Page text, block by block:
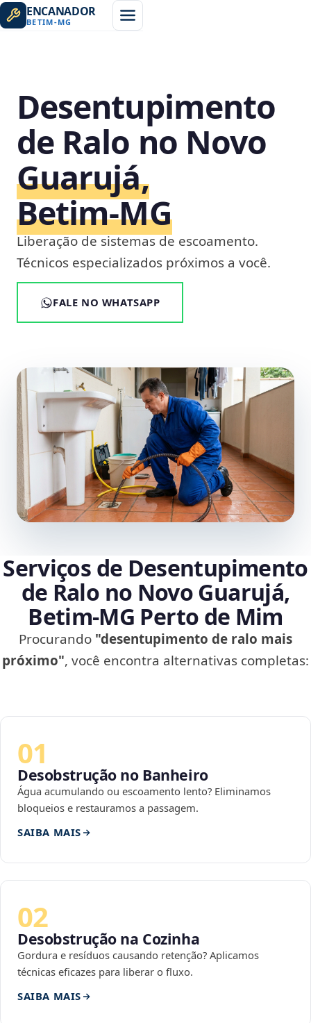
ENCANADOR
BETIM-MG
Desentupimento
de Ralo no Novo
Guarujá,
Betim‑MG
Liberação de sistemas de escoamento.
Técnicos especializados próximos a você.
FALE NO WHATSAPP
Serviços de Desentupimento
de Ralo no Novo Guarujá,
Betim‑MG Perto de Mim
Procurando "desentupimento de ralo mais
próximo", você encontra alternativas completas:
01
Desobstrução no Banheiro
Água acumulando ou escoamento lento? Eliminamos
bloqueios e restauramos a passagem.
SAIBA MAIS
02
Desobstrução na Cozinha
Gordura e resíduos causando retenção? Aplicamos
técnicas eficazes para liberar o fluxo.
SAIBA MAIS